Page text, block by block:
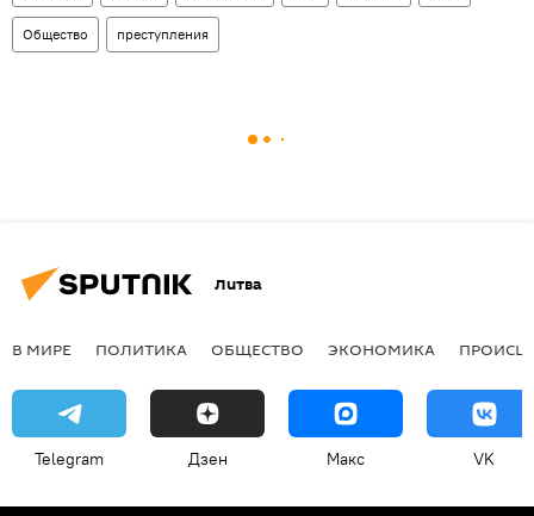
Общество преступления
Литва
В МИРЕ ПОЛИТИКА ОБЩЕСТВО ЭКОНОМИКА
Telegram Дзен Макс VK